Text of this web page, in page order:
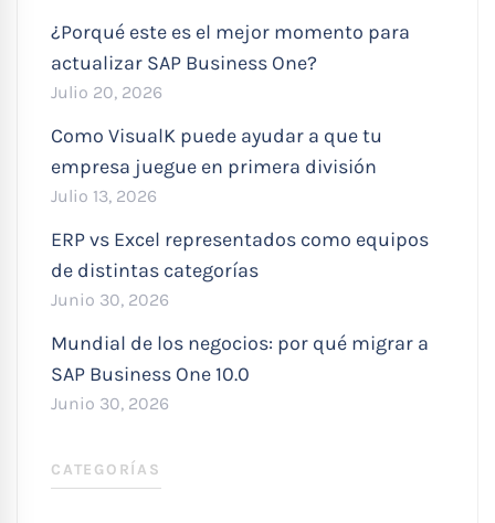
¿Porqué este es el mejor momento para
actualizar SAP Business One?
Julio 20, 2026
Como VisualK puede ayudar a que tu
empresa juegue en primera división
Julio 13, 2026
ERP vs Excel representados como equipos
de distintas categorías
Junio 30, 2026
Mundial de los negocios: por qué migrar a
SAP Business One 10.0
Junio 30, 2026
CATEGORÍAS